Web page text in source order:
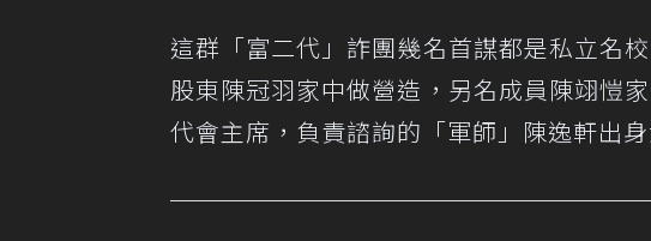
這群「富二代」詐團幾名首謀都是私立名
股東陳冠羽家中做營造，另名成員陳翊愷
代會主席，負責諮詢的「軍師」陳逸軒出